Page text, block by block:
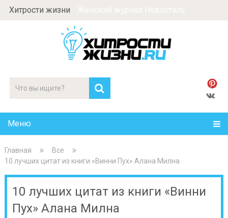
Хитрости жизни
Меню
Главная
Все
10 лучших цитат из книги «Винни Пух» Алана Милна
10 лучших цитат из книги «Винни
Пух» Алана Милна